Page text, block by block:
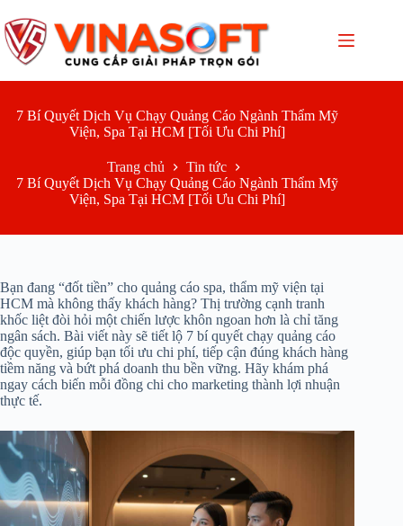
đến
phần
nội
7 Bí Quyết Dịch Vụ Chạy Quảng Cáo Ngành Thẩm Mỹ
Viện, Spa Tại HCM [Tối Ưu Chi Phí]
Trang chủ
Tin tức
7 Bí Quyết Dịch Vụ Chạy Quảng Cáo Ngành Thẩm Mỹ
Viện, Spa Tại HCM [Tối Ưu Chi Phí]
Bạn đang “đốt tiền” cho quảng cáo spa, thẩm mỹ viện tại
HCM mà không thấy khách hàng? Thị trường cạnh tranh
khốc liệt đòi hỏi một chiến lược khôn ngoan hơn là chỉ tăng
ngân sách. Bài viết này sẽ tiết lộ 7 bí quyết chạy quảng cáo
độc quyền, giúp bạn tối ưu chi phí, tiếp cận đúng khách hàng
tiềm năng và bứt phá doanh thu bền vững. Hãy khám phá
ngay cách biến mỗi đồng chi cho marketing thành lợi nhuận
thực tế.